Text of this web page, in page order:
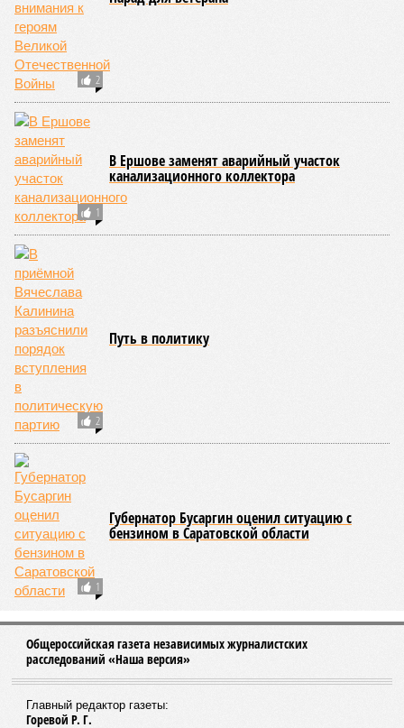
учащиеся самого Образовательного центра, а также
воспитанники Покровской православной классической
гимназии имени святого благоверного князя Александра
Невского и ученики Русской православной классической
гимназии имени преподобного Сергия Радонежского.
Гостями мероприятия стали подопечные фондов «Александр Невский» и
«Защитники Отечества» (фото: saratov-eparhia.ru)
В зрительном зале собрались особые гости, ради которых
и задумывалось это душевное мероприятие. Приглашения
получили подопечные благотворительного фонда
«Александр Невский» – дети с ограниченными
возможностями здоровья и их родители, а также учащиеся
школы-интерната, расположенной в городе Марксе. Кроме
того, на концерт прибыли подопечные саратовского
филиала государственного фонда «Защитники Отечества»,
объединяющего членов семей участников специальной
военной операции. В зале также присутствовали сестры
епархиального общества «Милосердие» и прихожане
саратовских храмов.
Благотворительный концерт «Вера, надежда, любовь» (фото: saratov-
eparhia.ru)
Среди почетных гостей были митрополит Саратовский и
ВольскийИгнатий
семинарии, секретарь Епархиального совета протоиерей
Сергий Штурбабин
Саратовской государственной консерваторииАлександр
Занорини многие другие.
Митрополит Саратовский и Вольский Игнатий (фото: saratov-eparhia.ru)